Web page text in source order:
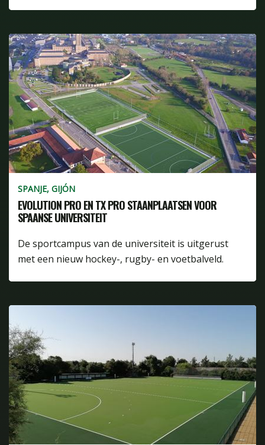
SPANJE, GIJÓN
EVOLUTION PRO EN TX PRO STAANPLAATSEN VOOR
SPAANSE UNIVERSITEIT
De sportcampus van de universiteit is uitgerust
met een nieuw hockey-, rugby- en voetbalveld.